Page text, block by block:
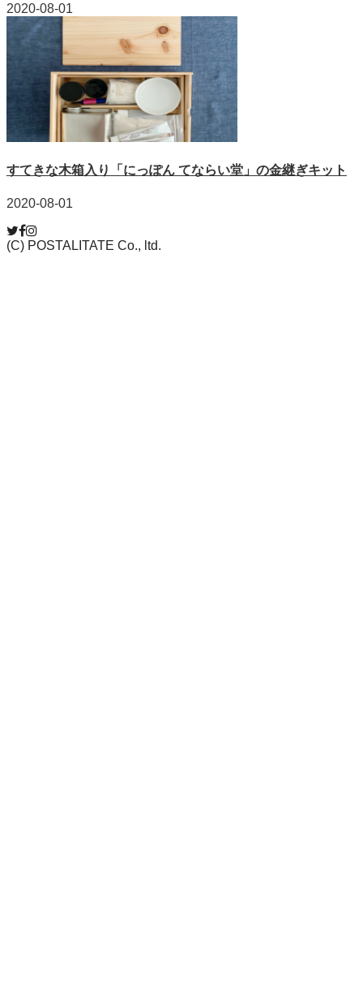
2020-08-01
すてきな木箱入り「にっぽん てならい堂」の金継ぎキット
2020-08-01
(C) POSTALITATE Co., ltd.